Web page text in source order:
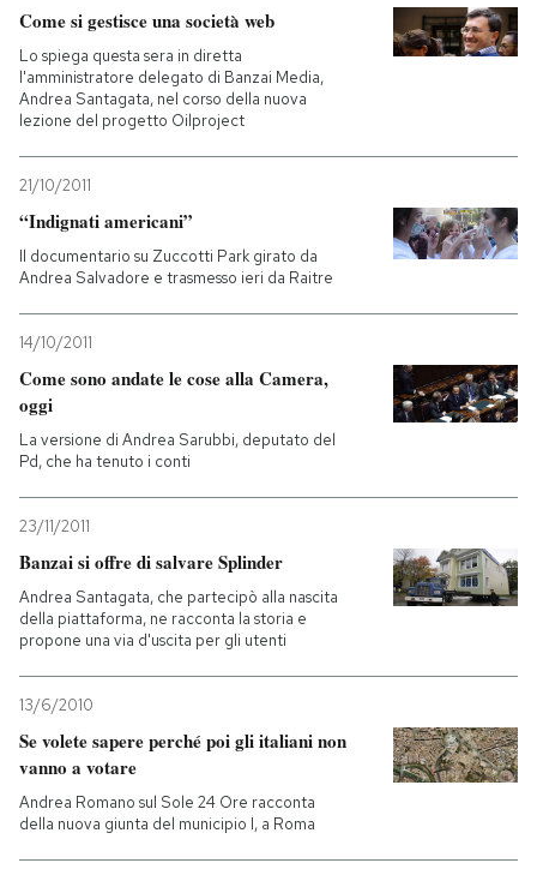
Come si gestisce una società web
Lo spiega questa sera in diretta
l'amministratore delegato di Banzai Media,
Andrea Santagata, nel corso della nuova
lezione del progetto Oilproject
21/10/2011
“Indignati americani”
Il documentario su Zuccotti Park girato da
Andrea Salvadore e trasmesso ieri da Raitre
14/10/2011
Come sono andate le cose alla Camera,
oggi
La versione di Andrea Sarubbi, deputato del
Pd, che ha tenuto i conti
23/11/2011
Banzai si offre di salvare Splinder
Andrea Santagata, che partecipò alla nascita
della piattaforma, ne racconta la storia e
propone una via d'uscita per gli utenti
13/6/2010
Se volete sapere perché poi gli italiani non
vanno a votare
Andrea Romano sul Sole 24 Ore racconta
della nuova giunta del municipio I, a Roma